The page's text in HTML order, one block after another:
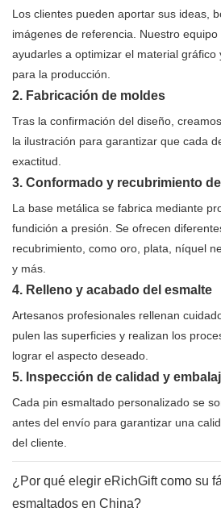
Los clientes pueden aportar sus ideas,
imágenes de referencia. Nuestro
ayudarles a optimizar el material gráfico
para la producción.
2. Fabricación de moldes
Tras la confirmación del diseño,
la ilustración para garantizar que cada
exactitud.
3. Conformado y recubrimiento
La base metálica se fabrica mediante
fundición a presión. Se ofrecen
recubrimiento, como oro, plata, níquel
y más.
4. Relleno y acabado del esmalte
Artesanos profesionales rellenan
pulen las superficies y realizan los
lograr el aspecto deseado.
5. Inspección de calidad y
Cada pin esmaltado personalizado se
antes del envío para garantizar una
del cliente.
¿Por qué elegir eRichGift como su
esmaltados en China?